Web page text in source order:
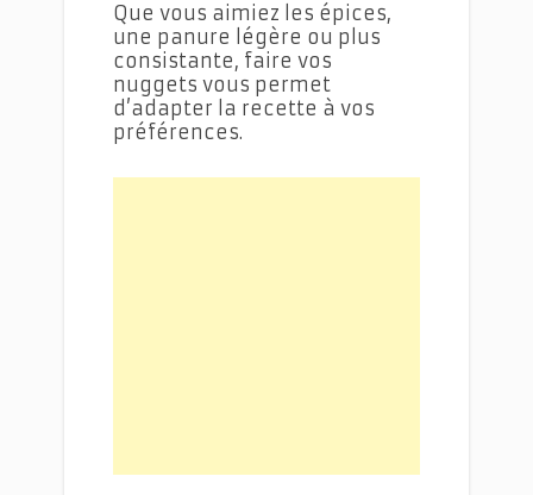
Que vous aimiez les épices,
une panure légère ou plus
consistante, faire vos
nuggets vous permet
d’adapter la recette à vos
préférences.